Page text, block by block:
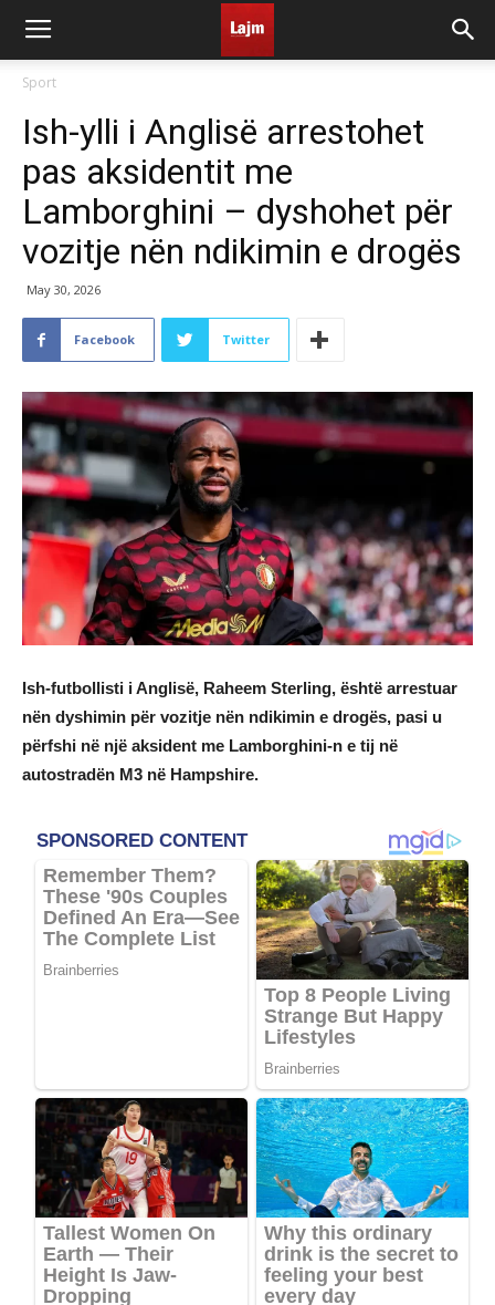
Sport
Ish-ylli i Anglisë arrestohet
pas aksidentit me
Lamborghini – dyshohet për
vozitje nën ndikimin e drogës
May 30, 2026
Facebook Twitter
Ish-futbollisti i Anglisë, Raheem Sterling, është arrestuar
nën dyshimin për vozitje nën ndikimin e drogës, pasi u
përfshi në një aksident me Lamborghini-n e tij në
autostradën M3 në Hampshire.